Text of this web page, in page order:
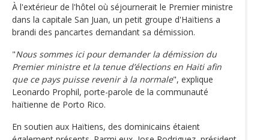
À l'extérieur de l'hôtel où séjournerait le Premier ministre
dans la capitale San Juan, un petit groupe d'Haïtiens a
brandi des pancartes demandant sa démission.
"Nous sommes ici pour demander la démission du
Premier ministre et la tenue d’élections en Haiti afin
que ce pays puisse revenir à la normale", explique
Leonardo Prophil, porte-parole de la communauté
haïtienne de Porto Rico.
En soutien aux Haïtiens, des dominicains étaient